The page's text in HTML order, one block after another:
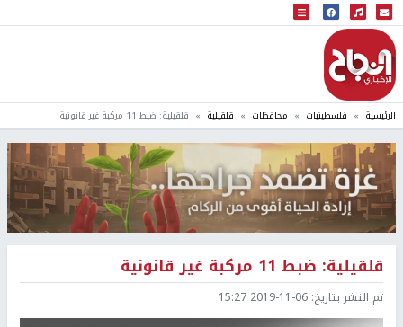
البث المباشر
إذاعة النجاح
الرئيسية فلسطينيات محافظات قلقيلية قلقيلية: ضبط 11 مركبة غير قانونية
قلقيلية: ضبط 11 مركبة غير قانونية
تم النشر بتاريخ: 2019-11-06 15:27